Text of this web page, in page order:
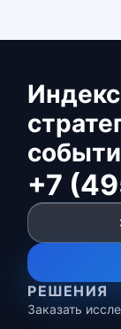
+7
РЕШЕНИЯ
Заказать